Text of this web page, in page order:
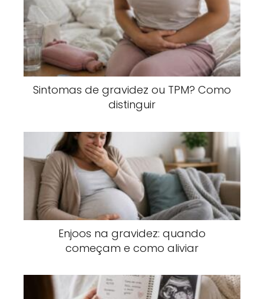
Sintomas de gravidez ou TPM? Como
distinguir
Enjoos na gravidez: quando
começam e como aliviar